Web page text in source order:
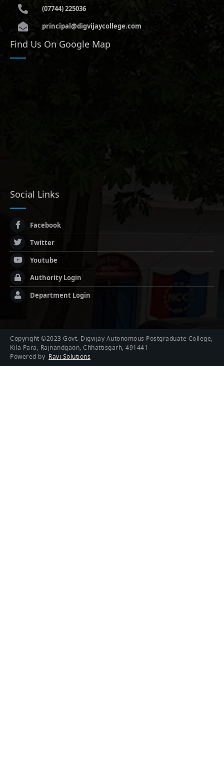
(07744) 225036
principal@digvijaycollege.com
Find Us On Google Map
Social Links
Facebook
Twitter
Youtube
Authority Login
Department Login
Copyright ©2023 Govt. Digvijay Autonomous Postgraduate College,
Kila Para, Rajnandgaon, Chhattisgarh, 491441
Powered by Ravi Solutions